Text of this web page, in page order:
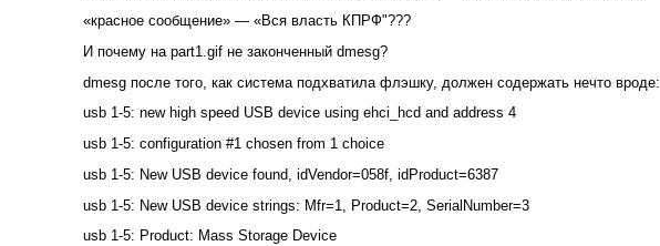
«красное сообщение» — «Вся власть КПРФ"???
И почему на part1.gif не законченный dmesg?
dmesg после того, как система подхватила флэшку, должен содержать нечто вроде:
usb 1-5: new high speed USB device using ehci_hcd and address 4
usb 1-5: configuration #1 chosen from 1 choice
usb 1-5: New USB device found, idVendor=058f, idProduct=6387
usb 1-5: New USB device strings: Mfr=1, Product=2, SerialNumber=3
usb 1-5: Product: Mass Storage Device